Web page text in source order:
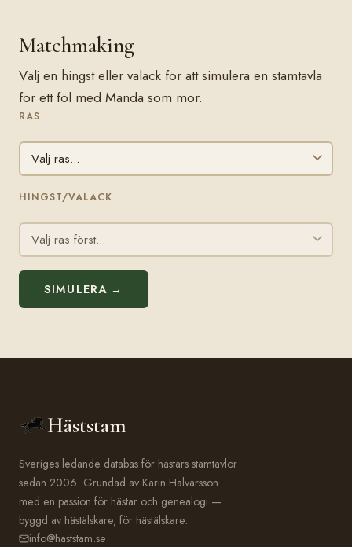
Matchmaking
Välj en hingst eller valack för att simulera en stamtavla
för ett föl med Manda som mor.
RAS
HINGST/VALACK
SIMULERA →
Häststam
Sveriges ledande databas för hästars stamtavlor
sedan 2006. Grundad av Karin Halvarsson
med en passion för hästar och genealogi —
byggd av hästälskare, för hästälskare.
info@haststam.se